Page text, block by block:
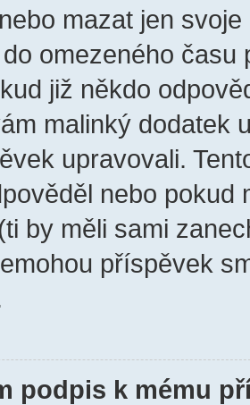
mazat jen
omezeného
již někdo
malinký dodatek
upravovali.
nebo pokud
by měli sami
příspěvek
podpis k mému